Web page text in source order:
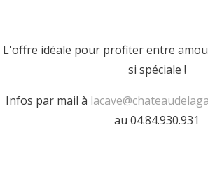
L'offre idéale pour profiter entre
si spéciale !
Infos par mail à
au 04.84.930.931